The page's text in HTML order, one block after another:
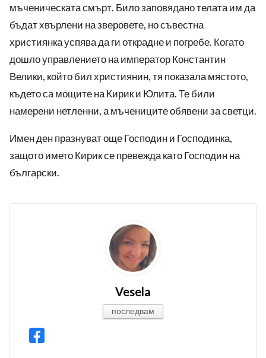
мъченическата смърт. Било заповядано телата им да
бъдат хвърлени на зверовете, но съвестна
християнка успява да ги открадне и погребе. Когато
дошло управлението на император Константин
Велики, който бил християнин, тя показала мястото,
където са мощите на Кирик и Юлита. Те били
намерени нетленни, а мъчениците обявени за светци.
Имен ден празнуват още Господин и Господинка,
защото името Кирик се превежда като Господин на
български.
Vesela
последвам